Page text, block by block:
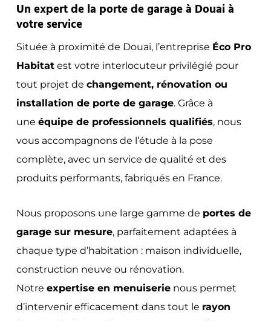
Un expert de la porte de garage à Douai à
votre service
Située à proximité de Douai, l’entreprise Éco Pro
Habitatest votre interlocuteur privilégié pour
tout projet de changement, rénovation ou
installation de porte de garage. Grâce à
une équipe de professionnels qualifiés, nous
vous accompagnons de l’étude à la pose
complète, avec un service de qualité et des
produits performants, fabriqués en France.
Nous proposons une large gamme de portes de
garage sur mesure, parfaitement adaptées à
chaque type d’habitation : maison individuelle,
construction neuve ou rénovation.
Notre expertise en menuiserienous permet
d’intervenir efficacement dans tout le rayon